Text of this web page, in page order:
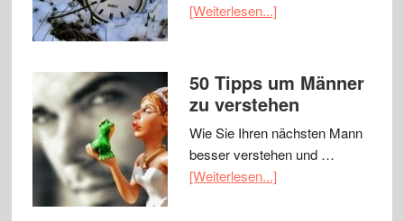
[Weiterlesen...]
50 Tipps um Männer
zu verstehen
Wie Sie Ihren nächsten Mann
besser verstehen und …
[Weiterlesen...]